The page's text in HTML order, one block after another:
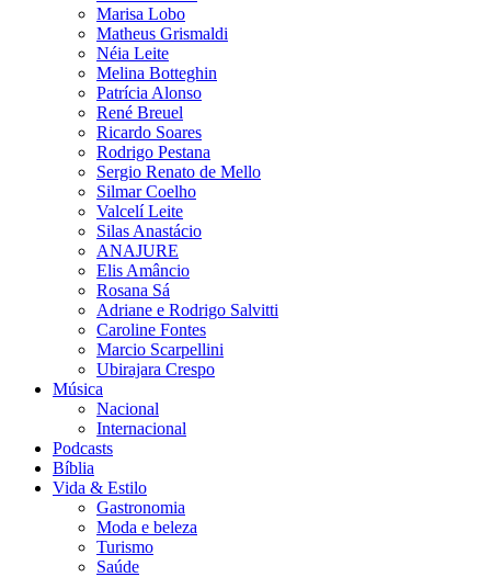
Marisa Lobo
Matheus Grismaldi
Néia Leite
Melina Botteghin
Patrícia Alonso
René Breuel
Ricardo Soares
Rodrigo Pestana
Sergio Renato de Mello
Silmar Coelho
Valcelí Leite
Silas Anastácio
ANAJURE
Elis Amâncio
Rosana Sá
Adriane e Rodrigo Salvitti
Caroline Fontes
Marcio Scarpellini
Ubirajara Crespo
Música
Nacional
Internacional
Podcasts
Bíblia
Vida & Estilo
Gastronomia
Moda e beleza
Turismo
Saúde